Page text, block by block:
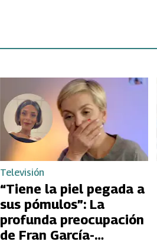
Televisión
“Tiene la piel pegada a
sus pómulos”: La
profunda preocupación
de Fran García-